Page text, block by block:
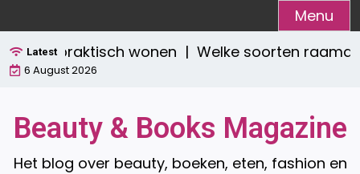
naar
de
inhoud
Menu
Latest
én praktisch wonen | Welke soorten
6 August 2026
Beauty & Books Magazine
Het blog over beauty, boeken, eten, fashion en